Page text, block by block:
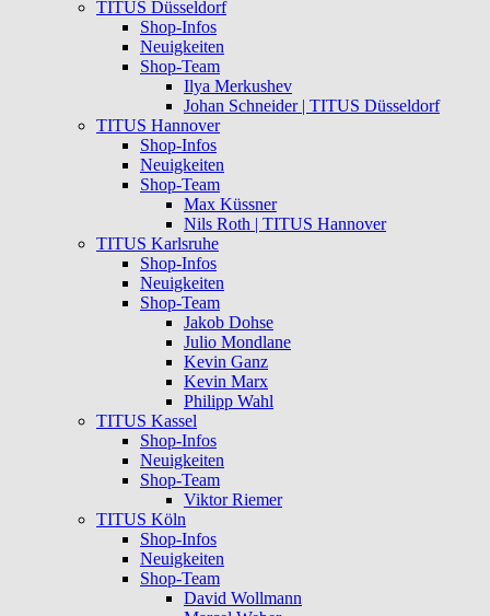
TITUS Düsseldorf
Shop-Infos
Neuigkeiten
Shop-Team
Ilya Merkushev
Johan Schneider | TITUS Düsseldorf
TITUS Hannover
Shop-Infos
Neuigkeiten
Shop-Team
Max Küssner
Nils Roth | TITUS Hannover
TITUS Karlsruhe
Shop-Infos
Neuigkeiten
Shop-Team
Jakob Dohse
Julio Mondlane
Kevin Ganz
Kevin Marx
Philipp Wahl
TITUS Kassel
Shop-Infos
Neuigkeiten
Shop-Team
Viktor Riemer
TITUS Köln
Shop-Infos
Neuigkeiten
Shop-Team
David Wollmann